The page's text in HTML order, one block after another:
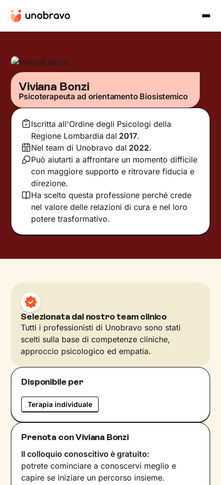
Viviana Bonzi
Psicoterapeuta ad orientamento Biosistemico
Iscritta all'Ordine degli Psicologi della
Regione Lombardia dal 2017.
Nel team di Unobravo dal 2022.
Può aiutarti a affrontare un momento difficile
con maggiore supporto e ritrovare fiducia e
direzione.
Ha scelto questa professione perché crede
nel valore delle relazioni di cura e nel loro
potere trasformativo.
Selezionata dal nostro team clinico
Tutti i professionisti di Unobravo sono stati
scelti sulla base di competenze cliniche,
approccio psicologico ed empatia.
Disponibile per
Terapia individuale
Prenota con Viviana Bonzi
Il colloquio conoscitivo è gratuito:
potrete cominciare a conoscervi meglio e
capire se iniziare un percorso insieme.